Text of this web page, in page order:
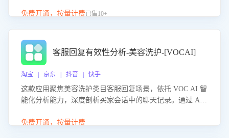
客服原因或其它部门原因，明确责任归属，提供可落地的改
改，有效提升客户满意度和店铺整体服务质量。
免费开通，按量计费已售10+
客服回复有效性分析-美容洗护-[VOCAI]
淘宝 | 京东 | 抖音 | 快手
这款应用聚焦美容洗护类目客服回复场景，依托 VOC AI 智
能化分析能力，深度剖析买家会话中的聊天记录。通过 AI
答的有效性与完整性，输出针对性改进策略，助力商家快速
免费开通，按量计费